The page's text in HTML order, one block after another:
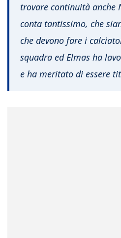
trovare continuità anche
conta tantissimo, che
che devono fare i
squadra ed Elmas ha
e ha meritato di essere